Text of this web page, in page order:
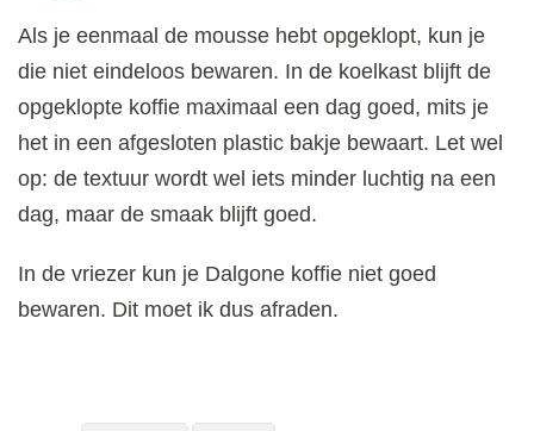
Als je eenmaal de mousse hebt opgeklopt, kun je
die niet eindeloos bewaren. In de koelkast blijft de
opgeklopte koffie maximaal een dag goed, mits je
het in een afgesloten plastic bakje bewaart. Let wel
op: de textuur wordt wel iets minder luchtig na een
dag, maar de smaak blijft goed.
In de vriezer kun je Dalgone koffie niet goed
bewaren. Dit moet ik dus afraden.